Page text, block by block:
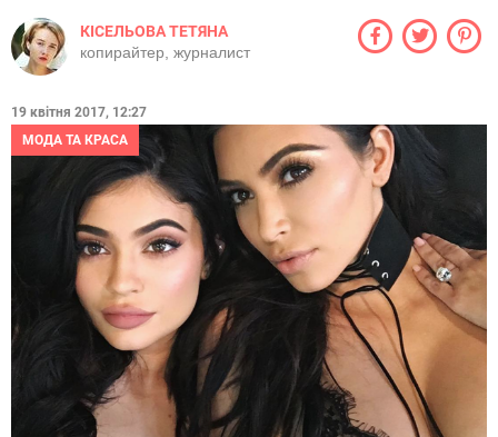
КІСЕЛЬОВА ТЕТЯНА
копирайтер, журналист
19 квітня 2017, 12:27
МОДА ТА КРАСА